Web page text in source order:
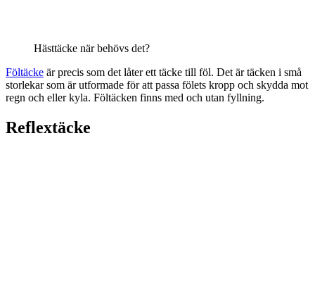
Hästtäcke när behövs det?
Föltäcke är precis som det låter ett täcke till föl. Det är täcken i små
storlekar som är utformade för att passa fölets kropp och skydda mot
regn och eller kyla. Föltäcken finns med och utan fyllning.
Reflextäcke